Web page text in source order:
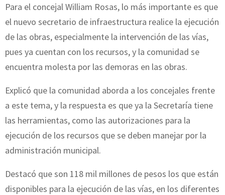
Para el concejal William Rosas, lo más importante es que
el nuevo secretario de infraestructura realice la ejecución
de las obras, especialmente la intervención de las vías,
pues ya cuentan con los recursos, y la comunidad se
encuentra molesta por las demoras en las obras.
Explicó que la comunidad aborda a los concejales frente
a este tema, y la respuesta es que ya la Secretaría tiene
las herramientas, como las autorizaciones para la
ejecución de los recursos que se deben manejar por la
administración municipal.
Destacó que son 118 mil millones de pesos los que están
disponibles para la ejecución de las vías, en los diferentes